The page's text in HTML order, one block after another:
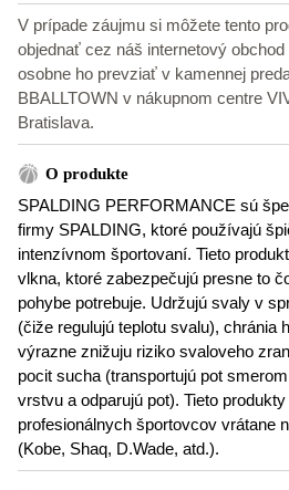
V prípade záujmu si môžete tento
objednať cez náš internetový obchod
osobne ho prevziať v kamennej
BBALLTOWN v nákupnom centre
Bratislava.
O produkte
SPALDING PERFORMANCE sú
firmy SPALDING, ktoré používajú
intenzívnom športovaní. Tieto
vlkna, ktoré zabezpečujú presne to
pohybe potrebuje. Udržujú svaly v
(čiže regulujú teplotu svalu), chránia
výrazne znižuju riziko svaloveho
pocit sucha (transportujú pot
vrstvu a odparujú pot). Tieto
profesionálnych športovcov vrátane
(Kobe, Shaq, D.Wade, atd.).